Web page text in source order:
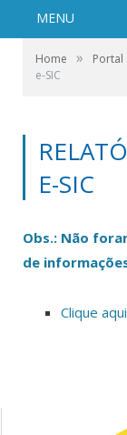
MENU
Home » Portal
e-SIC
E-SIC
Obs.: Não
de
Clique